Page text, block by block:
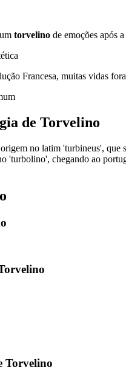
torvelino de emoções após
Francesa, muitas vidas
de Torvelino
no latim 'turbineus',
'turbolino', chegando ao
Torvelino